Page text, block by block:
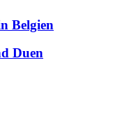
Belgien
Duen